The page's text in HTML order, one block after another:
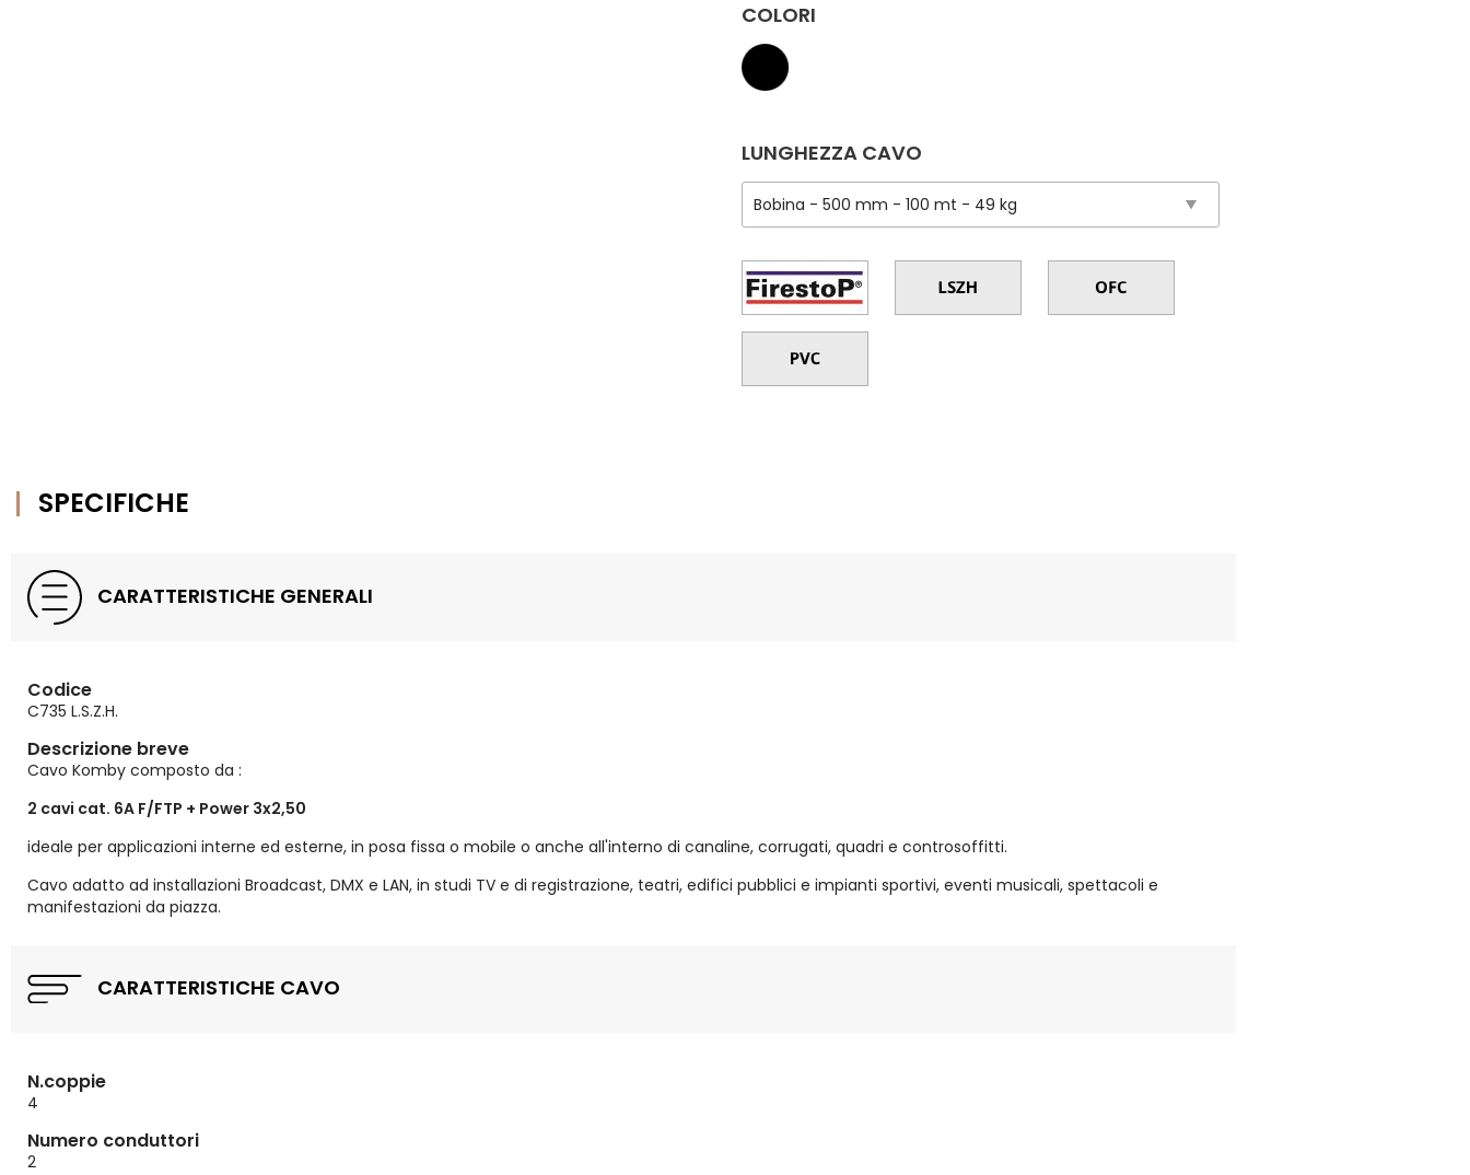
COLORI
LUNGHEZZA CAVO
SPECIFICHE
CARATTERISTICHE GENERALI
Codice
C735 L.S.Z.H.
Descrizione breve
Cavo Komby composto da :
2 cavi cat. 6A F/FTP + Power 3x2,50
ideale per applicazioni interne ed esterne, in posa fissa o mobile o anche all'interno di canaline, corrugati, quadri e controsoffitti.
Cavo adatto ad installazioni Broadcast, DMX e LAN, in studi TV e di registrazione, teatri, edifici pubblici e impianti sportivi, eventi musicali, spettacoli e
manifestazioni da piazza.
CARATTERISTICHE CAVO
N.coppie
4
Numero conduttori
2